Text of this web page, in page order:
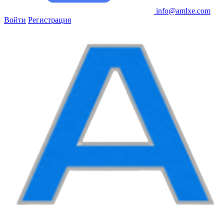
info@amlxe.com
Войти Регистрация